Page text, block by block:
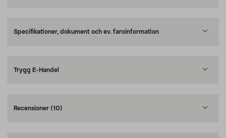
Specifikationer, dokument och ev. faroinformation
Trygg E-Handel
Recensioner (10)